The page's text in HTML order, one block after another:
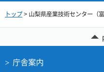
トップ> 山梨県産業技術センター（
庁舎案内